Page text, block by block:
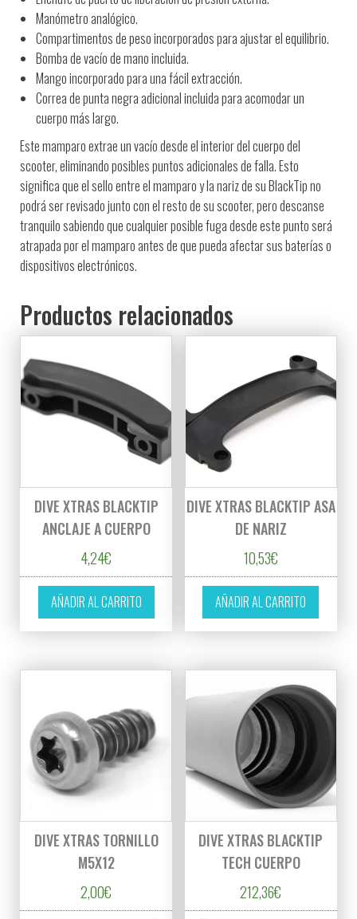
Manómetro analógico.
Compartimentos de peso incorporados para ajustar el equilibrio.
Bomba de vacío de mano incluida.
Mango incorporado para una fácil extracción.
Correa de punta negra adicional incluida para acomodar un
cuerpo más largo.
Este mamparo extrae un vacío desde el interior del cuerpo del
scooter, eliminando posibles puntos adicionales de falla. Esto
significa que el sello entre el mamparo y la nariz de su BlackTip no
podrá ser revisado junto con el resto de su scooter, pero descanse
tranquilo sabiendo que cualquier posible fuga desde este punto será
atrapada por el mamparo antes de que pueda afectar sus baterías o
dispositivos electrónicos.
Productos relacionados
DIVE XTRAS BLACKTIP
ANCLAJE A CUERPO
4,24€
AÑADIR AL CARRITO
DIVE XTRAS BLACKTIP ASA
DE NARIZ
10,53€
AÑADIR AL CARRITO
DIVE XTRAS TORNILLO
M5X12
2,00€
DIVE XTRAS BLACKTIP
TECH CUERPO
212,36€